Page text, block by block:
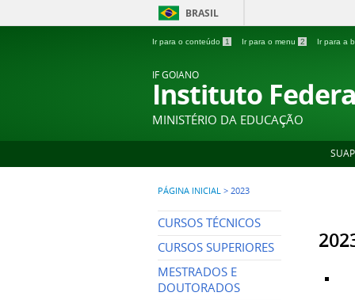
BRASIL
Ir para o conteúdo 1 Ir para o menu 2 Ir para a
IF GOIANO
Instituto
MINISTÉRIO DA EDUCAÇÃO
SUAP
PÁGINA INICIAL > 2023
CURSOS TÉCNICOS
CURSOS SUPERIORES
MESTRADOS E
DOUTORADOS